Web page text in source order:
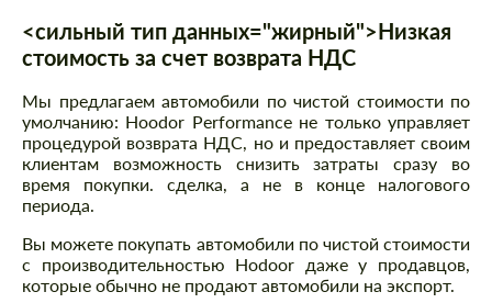
<сильный тип данных="жирный">Низкая
стоимость за счет возврата НДС
Мы предлагаем автомобили по чистой стоимости по
умолчанию: Hoodor Performance не только управляет
процедурой возврата НДС, но и предоставляет своим
клиентам возможность снизить затраты сразу во
время покупки. сделка, а не в конце налогового
периода.
Вы можете покупать автомобили по чистой стоимости
с производительностью Hodoor даже у продавцов,
которые обычно не продают автомобили на экспорт.